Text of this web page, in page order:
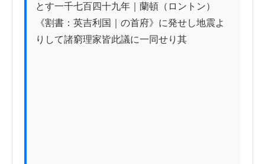
とす一千七百四十九年｜蘭頓（ロントン）
《割書：英吉利国｜の首府》に発せし地震よ
りして諸窮理家皆此議に一同せり其